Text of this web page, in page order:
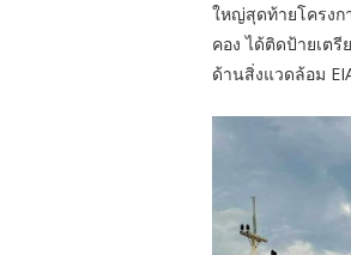
ใหญ่สุดท้ายโครง
คอง ได้ติดป้ายเต
ด้านสิ่งแวดล้อม